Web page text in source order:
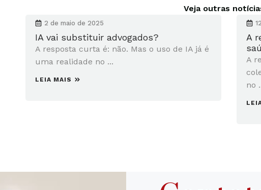
Veja outras
2 de maio de 2025
IA vai substituir advogados?
A resposta curta é: não. Mas o uso de IA já é
uma realidade no ...
LEIA MAIS
A
A
no